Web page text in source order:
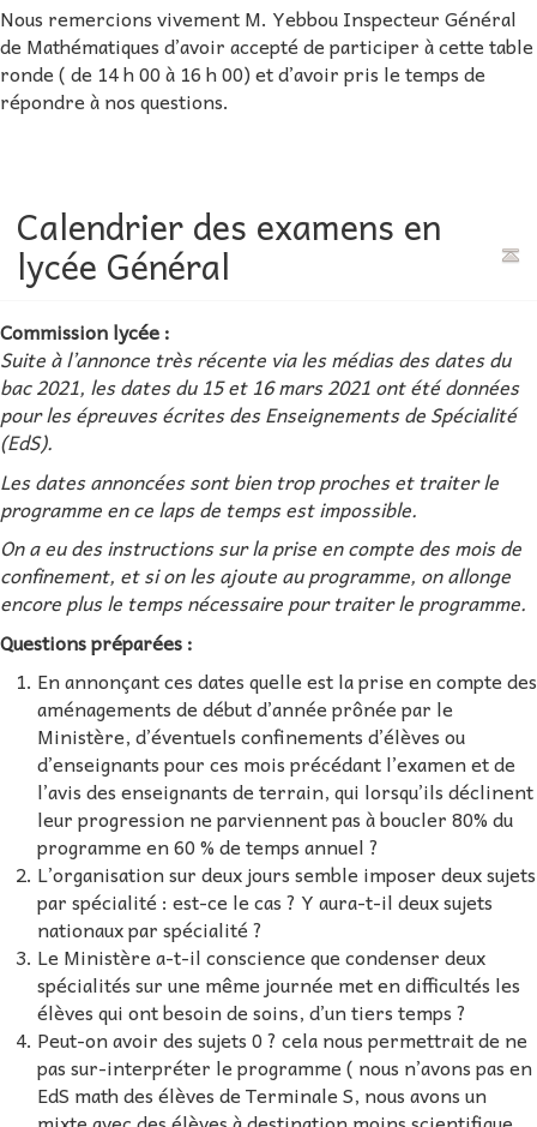
Nous remercions vivement M. Yebbou Inspecteur Général
de Mathématiques d’avoir accepté de participer à cette table
ronde ( de 14 h 00 à 16 h 00) et d’avoir pris le temps de
répondre à nos questions.
Calendrier des examens en
lycée Général
Commission lycée :
Suite à l’annonce très récente via les médias des dates du
bac 2021, les dates du 15 et 16 mars 2021 ont été données
pour les épreuves écrites des Enseignements de Spécialité
(EdS).
Les dates annoncées sont bien trop proches et traiter le
programme en ce laps de temps est impossible.
On a eu des instructions sur la prise en compte des mois de
confinement, et si on les ajoute au programme, on allonge
encore plus le temps nécessaire pour traiter le programme.
Questions préparées :
En annonçant ces dates quelle est la prise en compte des
aménagements de début d’année prônée par le
Ministère, d’éventuels confinements d’élèves ou
d’enseignants pour ces mois précédant l’examen et de
l’avis des enseignants de terrain, qui lorsqu’ils déclinent
leur progression ne parviennent pas à boucler 80% du
programme en 60 % de temps annuel ?
L’organisation sur deux jours semble imposer deux sujets
par spécialité : est-ce le cas ? Y aura-t-il deux sujets
nationaux par spécialité ?
Le Ministère a-t-il conscience que condenser deux
spécialités sur une même journée met en difficultés les
élèves qui ont besoin de soins, d’un tiers temps ?
Peut-on avoir des sujets 0 ? cela nous permettrait de ne
pas sur-interpréter le programme ( nous n’avons pas en
EdS math des élèves de Terminale S, nous avons un